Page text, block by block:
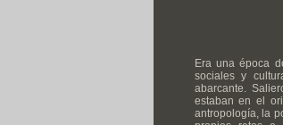
Era una época
sociales y
abarcante.
estaban en el
antropología, la